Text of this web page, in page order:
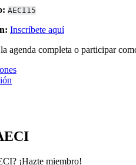
AECI15
Inscríbete aquí
agenda completa o participar
¡Hazte miembro!